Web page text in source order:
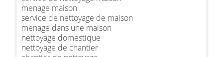
menage maison
service de nettoyage de maison
menage dans une maison
nettoyage domestique
nettoyage de chantier